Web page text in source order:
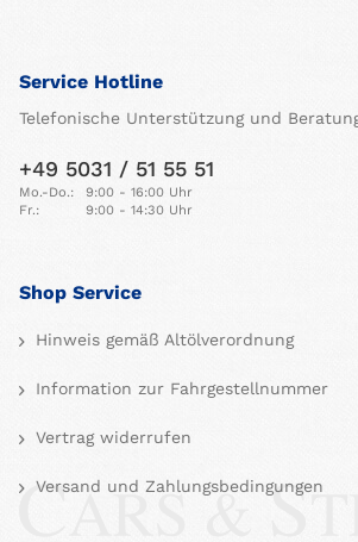
Service Hotline
Telefonische Unterstützung und
+49 5031 / 51 55 51
Mo.-Do.:
9:00 - 16:00 Uhr
Fr.:
9:00 - 14:30 Uhr
Shop Service
Hinweis gemäß Altölverordnung
Information zur Fahrgestellnummer
Vertrag widerrufen
Versand und Zahlungsbedingungen